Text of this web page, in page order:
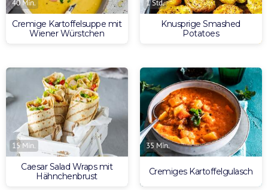
40 Min.
Cremige Kartoffelsuppe mit
Wiener Würstchen
1 Std.
Knusprige Smashed
Potatoes
15 Min.
Caesar Salad Wraps mit
Hähnchenbrust
35 Min.
Cremiges Kartoffelgulasch